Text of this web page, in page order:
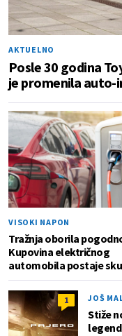
AKTUELNO
Posle 30 godina
je promenila auto-
VISOKI NAPON
Tražnja oborila
Kupovina električnog
automobila postaje
1 JOŠ
Stiže